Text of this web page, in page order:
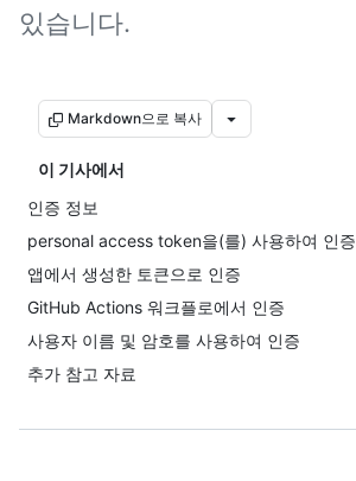
있습니다.
Markdown으로 복사
이 기사에서
인증 정보
personal access token을(를) 사용하여 인증
앱에서 생성한 토큰으로 인증
GitHub Actions 워크플로에서 인증
사용자 이름 및 암호를 사용하여 인증
추가 참고 자료